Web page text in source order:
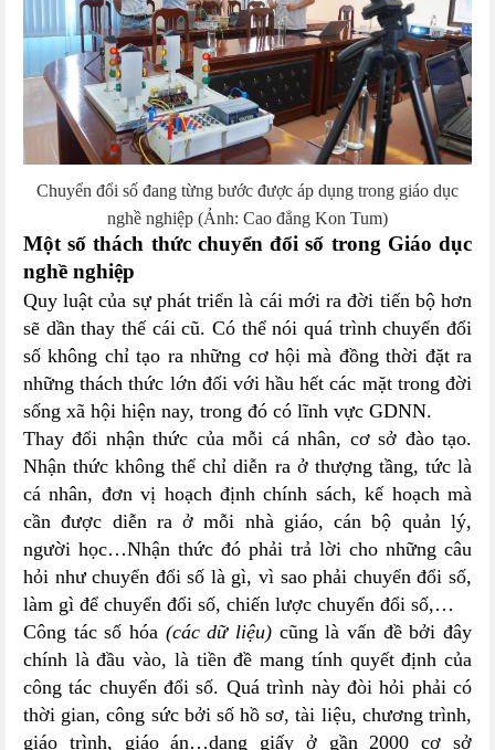
Chuyển đổi số đang từng bước được áp dụng trong giáo dục
nghề nghiệp (Ảnh: Cao đẳng Kon Tum)
Một số thách thức chuyển đổi số trong Giáo dục
nghề nghiệp
Quy luật của sự phát triển là cái mới ra đời tiến bộ hơn
sẽ dần thay thế cái cũ. Có thể nói quá trình chuyển đổi
số không chỉ tạo ra những cơ hội mà đồng thời đặt ra
những thách thức lớn đối với hầu hết các mặt trong đời
sống xã hội hiện nay, trong đó có lĩnh vực GDNN.
Thay đổi nhận thức của mỗi cá nhân, cơ sở đào tạo.
Nhận thức không thể chỉ diễn ra ở thượng tầng, tức là
cá nhân, đơn vị hoạch định chính sách, kế hoạch mà
cần được diễn ra ở mỗi nhà giáo, cán bộ quản lý,
người học…Nhận thức đó phải trả lời cho những câu
hỏi như chuyển đổi số là gì, vì sao phải chuyển đổi số,
làm gì để chuyển đổi số, chiến lược chuyển đổi số,…
Công tác số hóa (các dữ liệu) cũng là vấn đề bởi đây
chính là đầu vào, là tiền đề mang tính quyết định của
công tác chuyển đổi số. Quá trình này đòi hỏi phải có
thời gian, công sức bởi số hồ sơ, tài liệu, chương trình,
giáo trình, giáo án…dạng giấy ở gần 2000 cơ sở